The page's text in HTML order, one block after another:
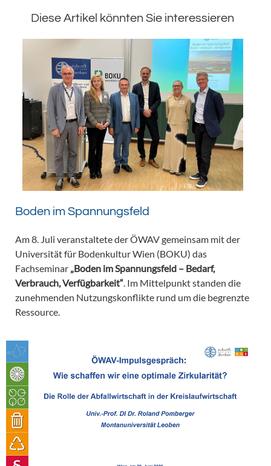
Diese Artikel könnten Sie interessieren
Boden im Spannungsfeld
Am 8. Juli veranstaltete der ÖWAV gemeinsam mit der
Universität für Bodenkultur Wien (BOKU) das
Fachseminar „Boden im Spannungsfeld – Bedarf,
Verbrauch, Verfügbarkeit“ . Im Mittelpunkt standen die
zunehmenden Nutzungskonflikte rund um die begrenzte
Ressource.